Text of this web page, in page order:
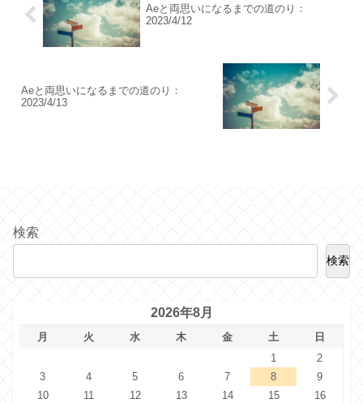
Aeと両思いになるまでの道のり：
2023/4/12
Aeと両思いになるまでの道のり：
2023/4/13
検索
検索
2026年8月
月 火 水 木 金 土
日
1
2
3
4 5 6 7 8
9
10
11 12 13 14 15
16